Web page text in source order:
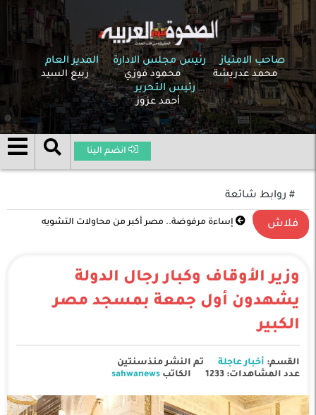
صاحب الامتياز
محمد عدريشة
رئيس مجلس الادارة
محمود فوزي
المدير العام
ربيع السيد
رئيس التحرير
أحمد عزوز
انضم الينا
# روابط شائعة
فلاش
تصعيد غير مسبوق في الشرق الأوسط .. الحرب بين
وزير الأوقاف وكبار رجال الدولة
يشهدون أول جمعة بمسجد مصر
الكبير
القسم: أخبار عاجلة
تم النشر منذسنتين
عدد المشاهدات: 1233
الكاتب sahwanews